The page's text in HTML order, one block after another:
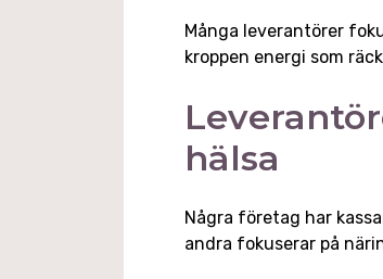
Många leverantörer
kroppen energi som
hälsa
Några företag har
andra fokuserar på